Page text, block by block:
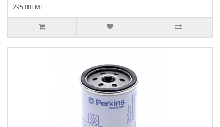
295.00TMT